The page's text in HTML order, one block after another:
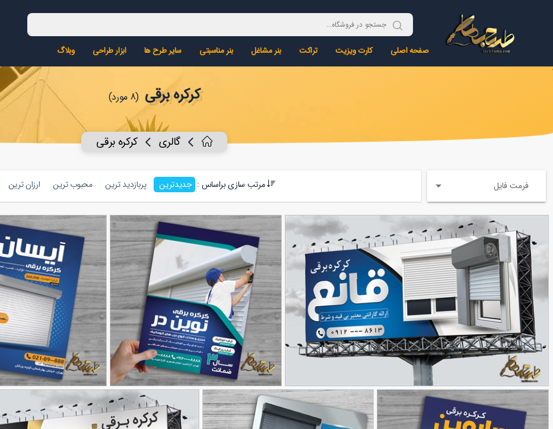
صفحه اصلی کارت ویزیت تراکت بنر مشاغل بنر مناسبتی سایر طرح ها ابزار طراحی وبلاگ
کرکره برقی (8 مورد)
گالری کرکره برقی
فرمت فایل مرتب سازی براساس : جدیدترین پربازدید ترین محبوب ترین ارزان ترین
نمونه بنر کرکره برقی تومان طرح تراکت کرکره برقی لایه باز تومان
90,000
طرح تراکت نصب کرکره برقی